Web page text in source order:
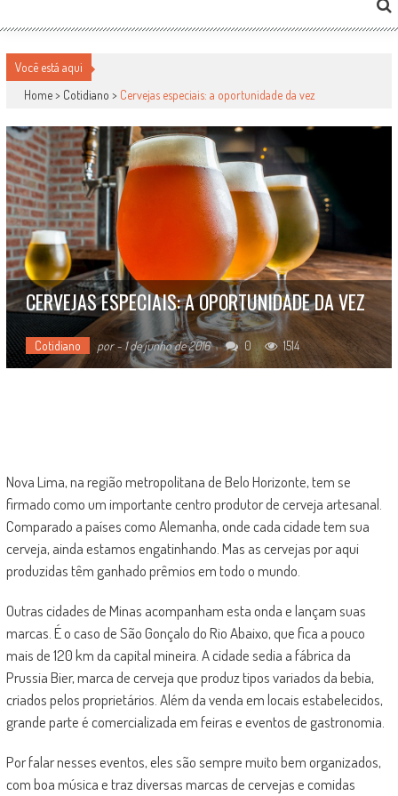
Você está aqui
Home > Cotidiano > Cervejas especiais: a oportunidade da vez
CERVEJAS ESPECIAIS: A OPORTUNIDADE DA VEZ
Cotidiano por-1 de junho de 2016 0 1514
Nova Lima, na região metropolitana de Belo Horizonte, tem se
firmado como um importante centro produtor de cerveja artesanal.
Comparado a países como Alemanha, onde cada cidade tem sua
cerveja, ainda estamos engatinhando. Mas as cervejas por aqui
produzidas têm ganhado prêmios em todo o mundo.
Outras cidades de Minas acompanham esta onda e lançam suas
marcas. É o caso de São Gonçalo do Rio Abaixo, que fica a pouco
mais de 120 km da capital mineira. A cidade sedia a fábrica da
Prussia Bier, marca de cerveja que produz tipos variados da bebia,
criados pelos proprietários. Além da venda em locais estabelecidos,
grande parte é comercializada em feiras e eventos de gastronomia.
Por falar nesses eventos, eles são sempre muito bem organizados,
com boa música e traz diversas marcas de cervejas e comidas